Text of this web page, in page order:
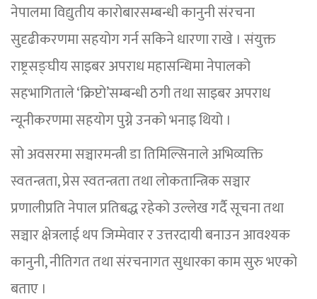
नेपालमा विद्युतीय कारोबारसम्बन्धी कानुनी संरचना
सुदृढीकरणमा सहयोग गर्न सकिने धारणा राखे । संयुक्त
राष्ट्रसङ्घीय साइबर अपराध महासन्धिमा नेपालको
सहभागिताले ‘क्रिप्टो’सम्बन्धी ठगी तथा साइबर अपराध
न्यूनीकरणमा सहयोग पुग्ने उनको भनाइ थियो ।
सो अवसरमा सञ्चारमन्त्री डा तिमिल्सिनाले अभिव्यक्ति
स्वतन्त्रता, प्रेस स्वतन्त्रता तथा लोकतान्त्रिक सञ्चार
प्रणालीप्रति नेपाल प्रतिबद्ध रहेको उल्लेख गर्दै सूचना तथा
सञ्चार क्षेत्रलाई थप जिम्मेवार र उत्तरदायी बनाउन आवश्यक
कानुनी, नीतिगत तथा संरचनागत सुधारका काम सुरु भएको
बताए ।